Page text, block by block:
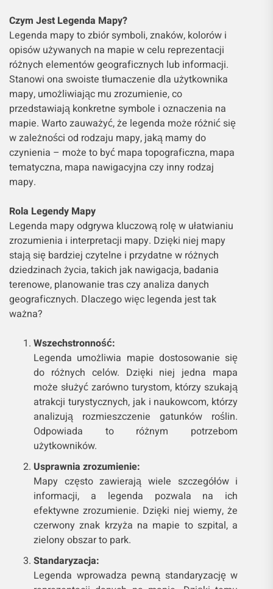
Czym Jest Legenda Mapy?
Legenda mapy to zbiór symboli, znaków, kolorów i
opisów używanych na mapie w celu reprezentacji
różnych elementów geograficznych lub informacji.
Stanowi ona swoiste tłumaczenie dla użytkownika
mapy, umożliwiając mu zrozumienie, co
przedstawiają konkretne symbole i oznaczenia na
mapie. Warto zauważyć, że legenda może różnić się
w zależności od rodzaju mapy, jaką mamy do
czynienia – może to być mapa topograficzna, mapa
tematyczna, mapa nawigacyjna czy inny rodzaj
mapy.
Rola Legendy Mapy
Legenda mapy odgrywa kluczową rolę w ułatwianiu
zrozumienia i interpretacji mapy. Dzięki niej mapy
stają się bardziej czytelne i przydatne w różnych
dziedzinach życia, takich jak nawigacja, badania
terenowe, planowanie tras czy analiza danych
geograficznych. Dlaczego więc legenda jest tak
ważna?
Wszechstronność:
Legenda umożliwia mapie dostosowanie się
do różnych celów. Dzięki niej jedna mapa
może służyć zarówno turystom, którzy szukają
atrakcji turystycznych, jak i naukowcom, którzy
analizują rozmieszczenie gatunków roślin.
Odpowiada to różnym potrzebom
użytkowników.
Usprawnia zrozumienie:
Mapy często zawierają wiele szczegółów i
informacji, a legenda pozwala na ich
efektywne zrozumienie. Dzięki niej wiemy, że
czerwony znak krzyża na mapie to szpital, a
zielony obszar to park.
Standaryzacja:
Legenda wprowadza pewną standaryzację w